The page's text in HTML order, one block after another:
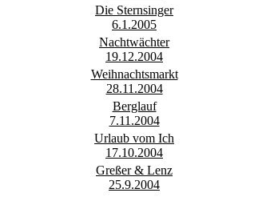
Die Sternsinger
6.1.2005
Nachtwächter
19.12.2004
Weihnachtsmarkt
28.11.2004
Berglauf
7.11.2004
Urlaub vom Ich
17.10.2004
Greßer & Lenz
25.9.2004